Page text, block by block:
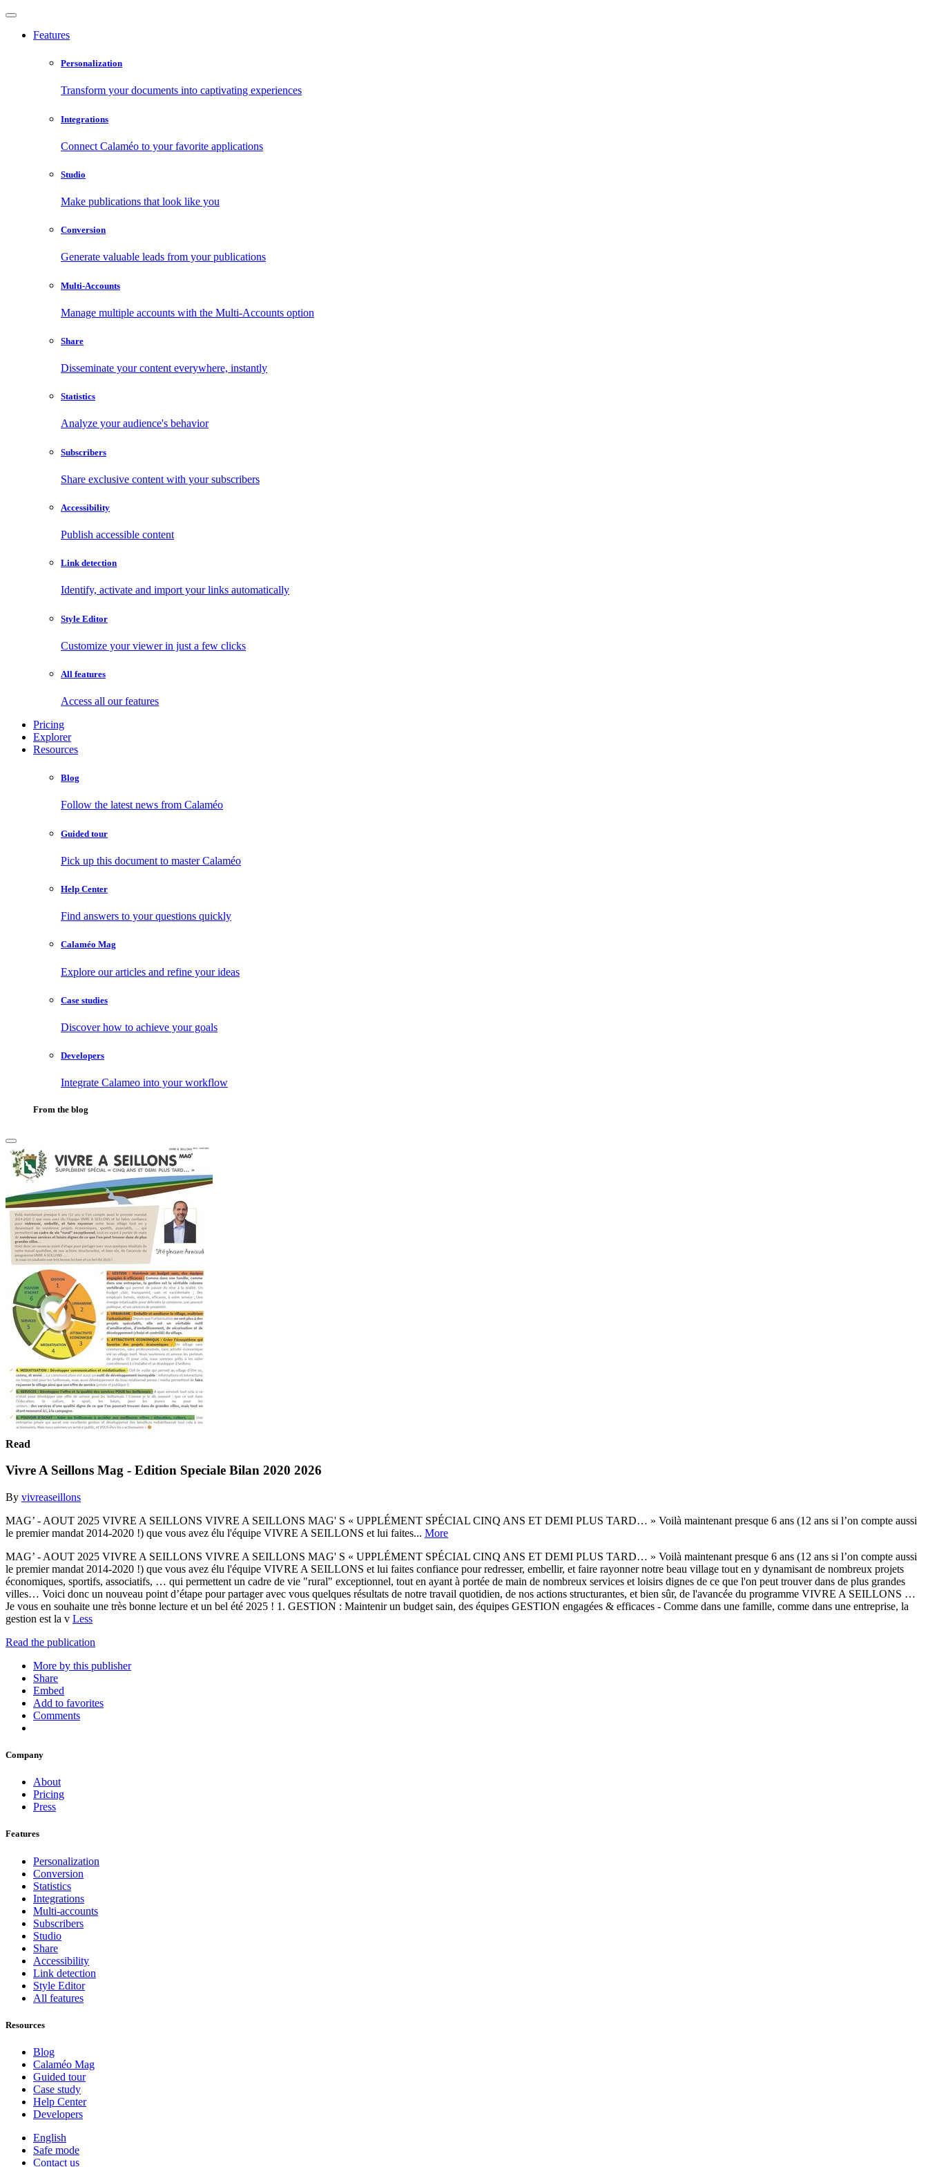
Features
Personalization
Transform your documents into captivating experiences
Integrations
Connect Calaméo to your favorite applications
Studio
Make publications that look like you
Conversion
Generate valuable leads from your publications
Multi-Accounts
Manage multiple accounts with the Multi-Accounts option
Share
Disseminate your content everywhere, instantly
Statistics
Analyze your audience's behavior
Subscribers
Share exclusive content with your subscribers
Accessibility
Publish accessible content
Link detection
Identify, activate and import your links automatically
Style Editor
Customize your viewer in just a few clicks
All features
Access all our features
Pricing
Explorer
Resources
Blog
Follow the latest news from Calaméo
Guided tour
Pick up this document to master Calaméo
Help Center
Find answers to your questions quickly
Calaméo Mag
Explore our articles and refine your ideas
Case studies
Discover how to achieve your goals
Developers
Integrate Calameo into your workflow
From the blog
Read
Vivre A Seillons Mag - Edition Speciale Bilan 2020 2026
By vivreaseillons
MAG’ - AOUT 2025 VIVRE A SEILLONS VIVRE A SEILLONS MAG' S « UPPLÉMENT SPÉCIAL CINQ ANS ET DEMI PLUS TARD… » Voilà maintenant presque 6 ans (12 ans si l’on compte aussi
le premier mandat 2014-2020 !) que vous avez élu l'équipe VIVRE A SEILLONS et lui faites... More
MAG’ - AOUT 2025 VIVRE A SEILLONS VIVRE A SEILLONS MAG' S « UPPLÉMENT SPÉCIAL CINQ ANS ET DEMI PLUS TARD… » Voilà maintenant presque 6 ans (12 ans si l’on compte aussi
le premier mandat 2014-2020 !) que vous avez élu l'équipe VIVRE A SEILLONS et lui faites confiance pour redresser, embellir, et faire rayonner notre beau village tout en y dynamisant de nombreux projets
économiques, sportifs, associatifs, … qui permettent un cadre de vie "rural" exceptionnel, tout en ayant à portée de main de nombreux services et loisirs dignes de ce que l'on peut trouver dans de plus grandes
villes… Voici donc un nouveau point d’étape pour partager avec vous quelques résultats de notre travail quotidien, de nos actions structurantes, et bien sûr, de l'avancée du programme VIVRE A SEILLONS …
Je vous en souhaite une très bonne lecture et un bel été 2025 ! 1. GESTION : Maintenir un budget sain, des équipes GESTION engagées & efficaces - Comme dans une famille, comme dans une entreprise, la
gestion est la v Less
Read the publication
More by this publisher
Share
Embed
Add to favorites
Comments
Company
About
Pricing
Press
Features
Personalization
Conversion
Statistics
Integrations
Multi-accounts
Subscribers
Studio
Share
Accessibility
Link detection
Style Editor
All features
Resources
Blog
Calaméo Mag
Guided tour
Case study
Help Center
Developers
English
Safe mode
Contact us